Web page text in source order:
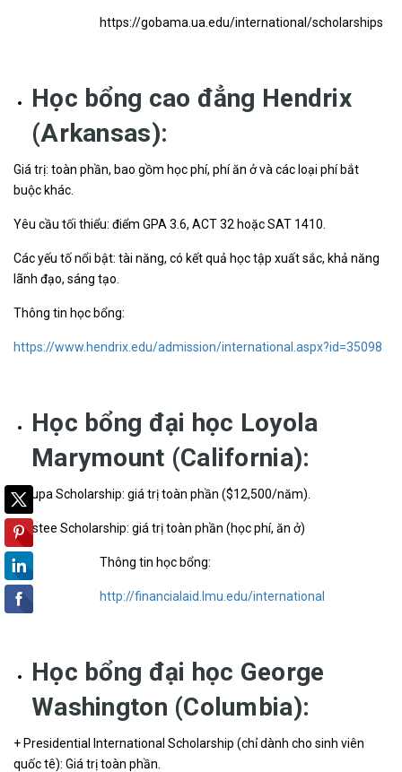
https://gobama.ua.edu/international/scholarships
Học bổng cao đẳng Hendrix
(Arkansas):
Giá trị: toàn phần, bao gồm học phí, phí ăn ở và các loại phí bắt
buộc khác.
Yêu cầu tối thiểu: điểm GPA 3.6, ACT 32 hoặc SAT 1410.
Các yếu tố nổi bật: tài năng, có kết quả học tập xuất sắc, khả năng
lãnh đạo, sáng tạo.
Thông tin học bổng:
https://www.hendrix.edu/admission/international.aspx?id=35098
Học bổng đại học Loyola
Marymount (California):
Arrupa Scholarship: giá trị toàn phần ($12,500/năm).
Trustee Scholarship: giá trị toàn phần (học phí, ăn ở)
Thông tin học bổng:
http://financialaid.lmu.edu/international
Học bổng đại học George
Washington (Columbia):
+ Presidential International Scholarship (chỉ dành cho sinh viên
quốc tê): Giá trị toàn phần.